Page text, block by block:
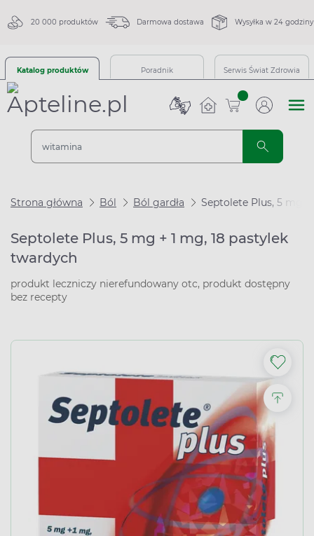
20 000 produktów Darmowa dostawa Wysyłka w 24 godziny
Katalog produktów Poradnik Serwis Świat Zdrowia
sztuk
Strona główna Ból Ból gardła Septolete Plus, 5 mg
Septolete Plus, 5 mg + 1 mg, 18 pastylek
twardych
produkt leczniczy nierefundowany otc, produkt dostępny
bez recepty